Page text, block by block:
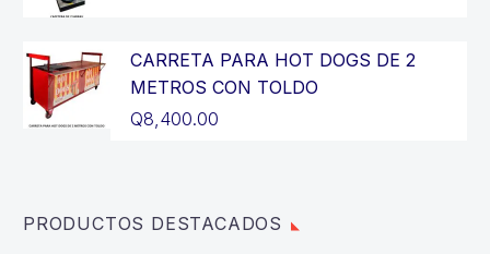
original
era:
Q3,200.00.
precio
actual
es:
CARRETA PARA HOT DOGS DE 2
METROS CON TOLDO
Q8,400.00
PRODUCTOS DESTACADOS